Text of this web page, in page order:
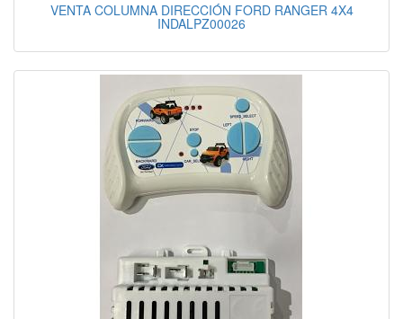
VENTA COLUMNA DIRECCIÓN FORD RANGER 4X4
INDALPZ00026